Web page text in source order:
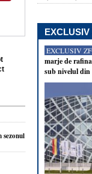
sezonul
EXCLUSIV
marje de
sub nivelul